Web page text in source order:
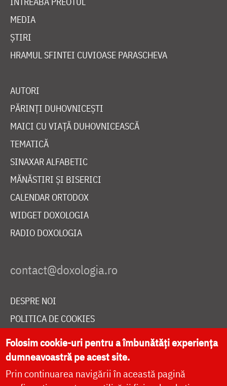
MEDIA
ȘTIRI
HRAMUL SFINTEI CUVIOASE PARASCHEVA
AUTORI
PĂRINȚI DUHOVNICEȘTI
MAICI CU VIAȚĂ DUHOVNICEASCĂ
TEMATICĂ
SINAXAR ALFABETIC
MĂNĂSTIRI ȘI BISERICI
CALENDAR ORTODOX
WIDGET DOXOLOGIA
RADIO DOXOLOGIA
DESPRE NOI
POLITICA DE COOKIES
DONEAZĂ ONLINE PENTRU CATEDRALA NAȚIONALĂ
LIVE
Folosim cookie-uri pentru a îmbunătăți experiența
dumneavoastră pe acest site.
Prin continuarea navigării în această pagină